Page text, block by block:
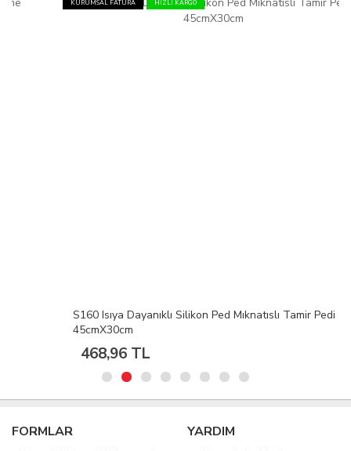
KURUMSAL FATURA HIZLI KARGO
S160 Isıya Dayanıklı Silikon Ped Mıknatıslı Tamir Pedi
45cmX30cm
468,96 TL
FORMLAR YARDIM